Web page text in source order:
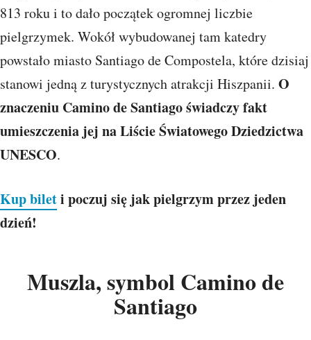
813 roku i to dało początek ogromnej liczbie
pielgrzymek. Wokół wybudowanej tam katedry
powstało miasto Santiago de Compostela, które dzisiaj
stanowi jedną z turystycznych atrakcji Hiszpanii. O
znaczeniu Camino de Santiago świadczy fakt
umieszczenia jej na Liście Światowego Dziedzictwa
UNESCO.
Kup bileti poczuj się jak pielgrzym przez jeden
dzień!
Muszla, symbol Camino de
Santiago